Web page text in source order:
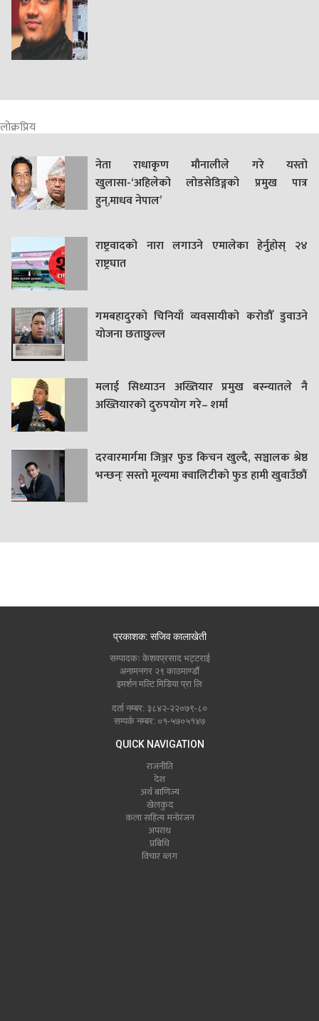
लोक्रप्रिय
नेता राधाकृण मौनालीले गरे यस्तो
खुलासा-‘अहिलेको लोडसेडिङ्गको प्रमुख पात्र
हुन्,माधव नेपाल’
राष्ट्रवादको नारा लगाउने एमालेका हेर्नुहोस् २४
राष्ट्रघात
गमबहादुरकाे चिनियाँ व्यवसायीको करोडौँ डुवाउने
याेजना छताछुल्ल
मलाई सिध्याउन अख्तियार प्रमुख बस्न्यातले नै
अख्तियारको दुरुपयोग गरे– शर्मा
दरवारमार्गमा जिञ्जर फुड किचन खुल्दै, सञ्चालक श्रेष्ठ
भन्छन्ः सस्तो मूल्यमा क्वालिटीको फुड हामी खुवाउँछौं
प्रकाशक: सजिव कालाखेती
सम्पादकः केशवप्रसाद भट्टराई
अनामनगर २९ काठमाण्डौं
इमर्शन मल्टि मिडिया प्रा लि
दर्ता नम्बर: ३८४२-२२०७९-८०
सम्पर्क नम्बर: ०१-५७०५१४७
QUICK NAVIGATION
राजनीति
देश
अर्थ बाणिज्य
खेलकुद
कला सहित्य मनोरंजन
अपराध
प्रबिधि
विचार ब्लग